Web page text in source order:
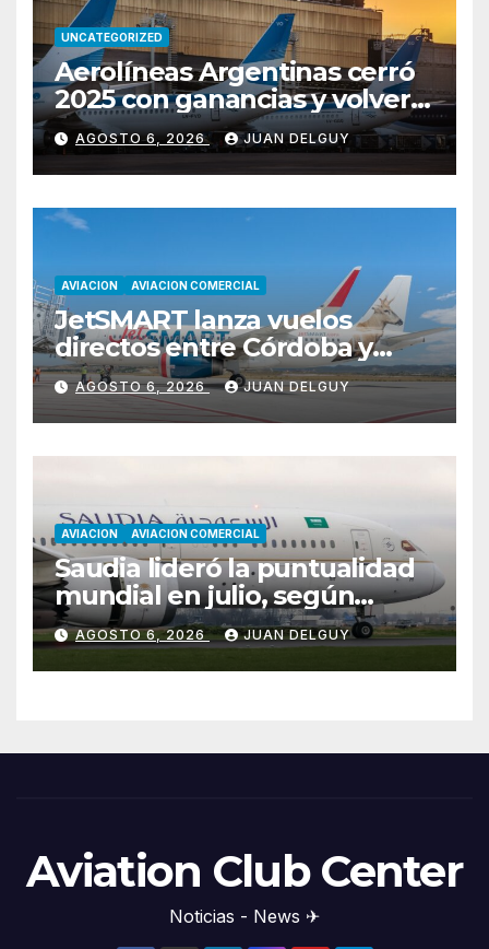
UNCATEGORIZED
Aerolíneas Argentinas cerró
2025 con ganancias y volverá
a pagar impuesto a las
ganancias
AGOSTO 6, 2026 JUAN DELGUY
AVIACION AVIACION COMERCIAL
JetSMART lanza vuelos
directos entre Córdoba y
Florianópolis
AGOSTO 6, 2026 JUAN DELGUY
AVIACION AVIACION COMERCIAL
Saudia lideró la puntualidad
mundial en julio, según
Cirium
AGOSTO 6, 2026 JUAN DELGUY
Aviation Club Center
Noticias - News ✈